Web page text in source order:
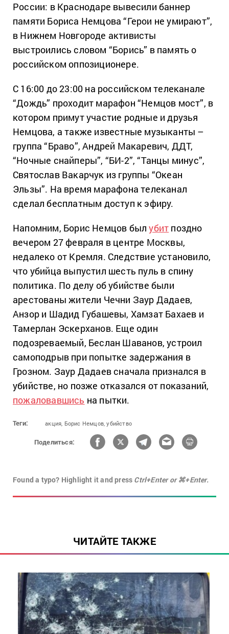
России: в Краснодаре вывесили баннер
памяти Бориса Немцова “Герои не умирают”,
в Нижнем Новгороде активисты
выстроились словом “Борись” в память о
российском оппозиционере.
С 16:00 до 23:00 на российском телеканале
“Дождь” проходит марафон “Немцов мост”, в
котором примут участие родные и друзья
Немцова, а также известные музыканты –
группа “Браво”, Андрей Макаревич, ДДТ,
“Ночные снайперы”, “БИ-2”, “Танцы минус”,
Святослав Вакарчук из группы “Океан
Эльзы”. На время марафона телеканал
сделал бесплатным доступ к эфиру.
Напомним, Борис Немцов былубит поздно
вечером 27 февраля в центре Москвы,
недалеко от Кремля. Следствие установило,
что убийца выпустил шесть пуль в спину
политика. По делу об убийстве были
арестованы жители Чечни Заур Дадаев,
Анзор и Шадид Губашевы, Хамзат Бахаев и
Тамерлан Эскерханов. Еще один
подозреваемый, Беслан Шаванов, устроил
самоподрыв при попытке задержания в
Грозном. Заур Дадаев сначала признался в
убийстве, но позже отказался от показаний,
пожаловавшись на пытки.
Теги: акция, Борис Немцов, убийство
Поделиться:
Found a typo? Highlight it and press Ctrl+Enter or ⌘+Enter.
ЧИТАЙТЕ ТАКЖЕ